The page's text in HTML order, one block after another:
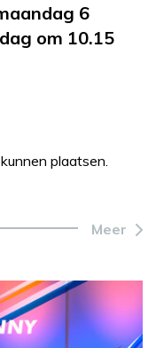
6
om 10.15
plaatsen.
Meer